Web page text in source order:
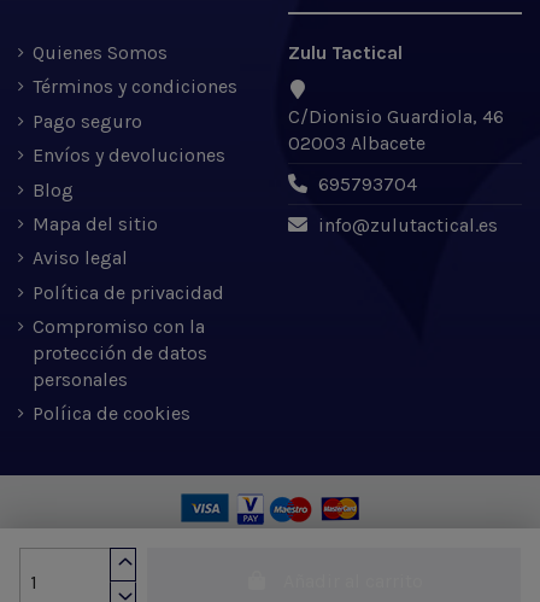
Quienes Somos
Términos y condiciones
Pago seguro
Envíos y devoluciones
Blog
Mapa del sitio
Aviso legal
Política de privacidad
Compromiso con la
protección de datos
personales
Políica de cookies
Zulu Tactical
C/Dionisio Guardiola, 46
02003 Albacete
695793704
info@zulutactical.es
Zulu Tactical S.L. © 2022 | Desarrollado por Expertic